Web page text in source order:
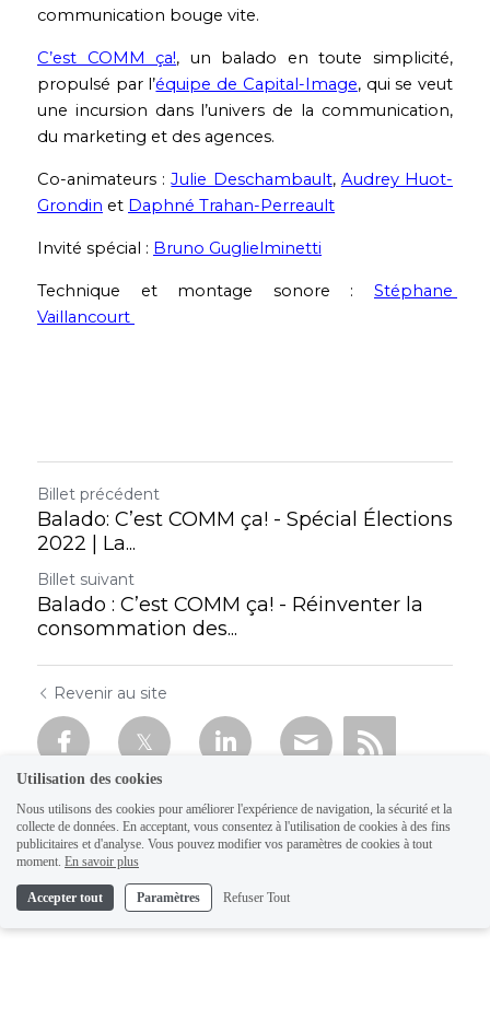
communication bouge vite.
C’est COMM ça!, un balado en toute simplicité,
propulsé par l’équipe de Capital-Image, qui se veut
une incursion dans l’univers de la communication,
du marketing et des agences.
Co-animateurs : Julie Deschambault, Audrey Huot-
Grondin et Daphné Trahan-Perreault
Invité spécial : Bruno Guglielminetti
Technique et montage sonore : Stéphane
Vaillancourt
Billet précédent
Balado: C’est COMM ça! - Spécial Élections
2022 | La...
Billet suivant
Balado : C’est COMM ça! - Réinventer la
consommation des...
Revenir au site
Utilisation des cookies
Nous utilisons des cookies pour améliorer l'expérience de navigation, la sécurité et la
collecte de données. En acceptant, vous consentez à l'utilisation de cookies à des fins
publicitaires et d'analyse. Vous pouvez modifier vos paramètres de cookies à tout
moment. En savoir plus
Accepter tout Paramètres Refuser Tout